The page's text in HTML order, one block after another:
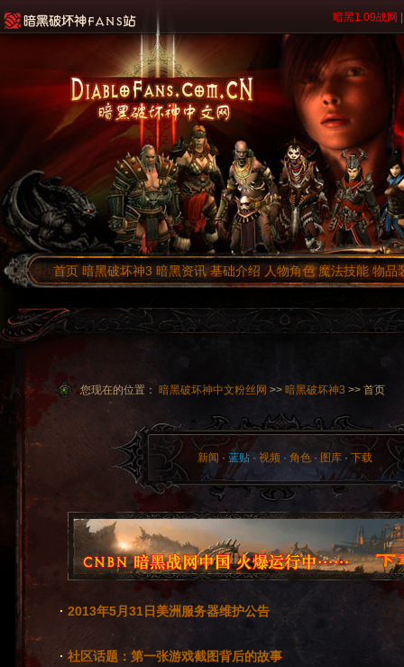
暗黑1.09战网
首页暗黑破坏神3 暗黑资讯基础介绍 人物角色魔法技能物品
您现在的位置： 暗黑破坏神中文粉丝网 >> 暗黑破坏神3 >> 首页
新闻 · 蓝贴 · 视频 · 角色 · 图库 · 下载
·2013年5月31日美洲服务器维护公告
· 社区话题：第一张游戏截图背后的故事